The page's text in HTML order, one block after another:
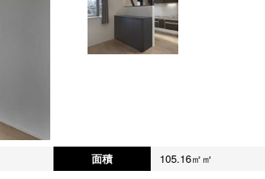
面積 105.16㎡㎡